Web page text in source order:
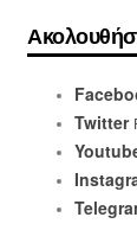
Twitter